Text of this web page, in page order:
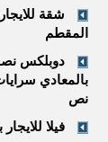
شقة
المقطم
دوبلكس
بالمعادي
نص
فيلا